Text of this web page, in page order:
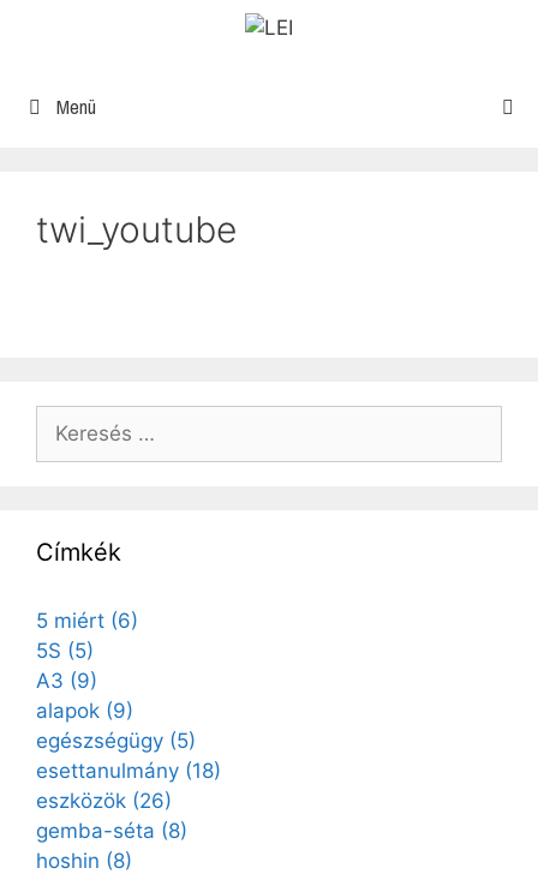
Menü
twi_youtube
Címkék
5 miért (6)
5S (5)
A3 (9)
alapok (9)
egészségügy (5)
esettanulmány (18)
eszközök (26)
gemba-séta (8)
hoshin (8)